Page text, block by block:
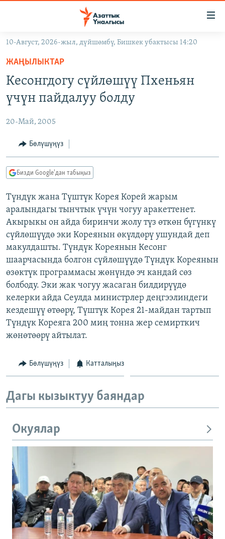
Навигацияга
өтүңүз
Издөөгө
салыңыз
ЭКОНОМИКА
МАДАНИЯТ
БОРБОР АЗИЯ
УКРАИНА
АТАЙЫН ИЛИКТӨӨ
ТВ ПРОГРАММАЛАР
ЭКСПЕРТТЕР ТАЛДАЙТ
БИЗ ЖАНА ДҮЙНӨ
ЭЖЕ-СИҢДИЛЕР
АЗАТТЫК+
ЫҢГАЙСЫЗ СУРООЛОР
ӨЗГӨЧӨ ПИКИР
Русский
ОНЛАЙН ШЕРИНЕ
ЭЕ/АРнун бардык сайттары
10-Август, 2026-жыл, дүйшөмбү, Бишкек убактысы 14:20
ЖАҢЫЛЫКТАР
Кесонгдогу сүйлөшүү Пхеньян
үчүн пайдалуу болду
20-Май, 2005
Бөлүшүңүз
Бизди Google'дан табыңыз
Түндүк жана Түштүк Корея Корей жарым
аралындагы тынчтык үчүн чогуу аракеттенет.
Акырыкы он айда биринчи жолу түз өткөн бүгүнкү
сүйлөшүүдө эки Кореянын өкүлдөрү ушундай деп
макулдашты. Түндүк Кореянын Кесонг
шаарчасында болгон сүйлөшүүдө Түндүк Кореянын
өзөктүк программасы жөнүндө эч кандай сөз
болбоду. Эки жак чогуу жасаган билдирүүдө
келерки айда Сеулда министрлер деңгээлиндеги
кездешүү өтөөрү, Түштүк Корея 21-майдан тартып
Түндүк Кореяга 200 миң тонна жер семирткич
жөнөтөөрү айтылат.
Бөлүшүңүз Катталыңыз
Дагы кызыктуу баяндар
Окуялар